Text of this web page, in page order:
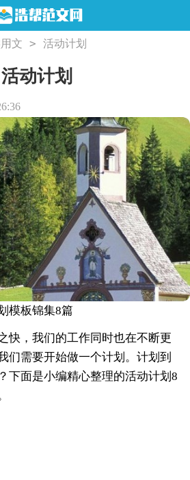
文 > 活动计划
活动计划
模板锦集8篇
快，我们的工作同时也在不断更
们需要开始做一个计划。计划到
下面是小编精心整理的活动计划8